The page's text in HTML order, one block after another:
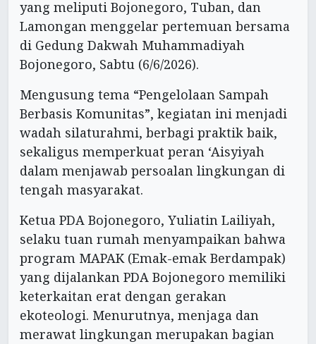
yang meliputi Bojonegoro, Tuban, dan
Lamongan menggelar pertemuan bersama
di Gedung Dakwah Muhammadiyah
Bojonegoro, Sabtu (6/6/2026).
Mengusung tema “Pengelolaan Sampah
Berbasis Komunitas”, kegiatan ini menjadi
wadah silaturahmi, berbagi praktik baik,
sekaligus memperkuat peran ‘Aisyiyah
dalam menjawab persoalan lingkungan di
tengah masyarakat.
Ketua PDA Bojonegoro, Yuliatin Lailiyah,
selaku tuan rumah menyampaikan bahwa
program MAPAK (Emak-emak Berdampak)
yang dijalankan PDA Bojonegoro memiliki
keterkaitan erat dengan gerakan
ekoteologi. Menurutnya, menjaga dan
merawat lingkungan merupakan bagian